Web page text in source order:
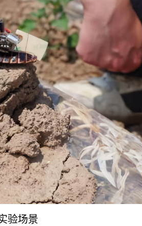
验场景